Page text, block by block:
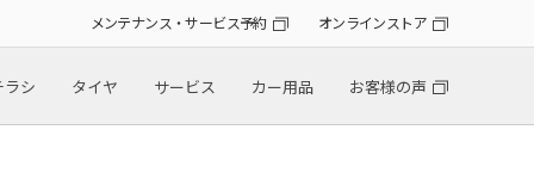
メンテナンス・サービス予約 オンラインストア
シ タイヤ サービス カー用品 お客様の声